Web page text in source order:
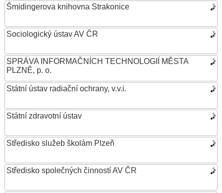
Šmidingerova knihovna Strakonice
Sociologický ústav AV ČR
SPRÁVA INFORMAČNÍCH TECHNOLOGIÍ MĚSTA
PLZNĚ, p. o.
Státní ústav radiační ochrany, v.v.i.
Státní zdravotní ústav
Středisko služeb školám Plzeň
Středisko společných činností AV ČR